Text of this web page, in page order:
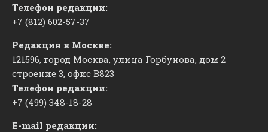
Телефон редакции:
+7 (812) 602-57-37
Редакция в Москве:
121596, город Москва, улица Горбунова, дом 2
строение 3, офис ​В823
Телефон редакции:
+7 (499) 348-18-28
E-mail редакции: